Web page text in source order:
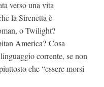
verso una vita
la Sirenetta è
o Twilight?
America? Cosa
corrente, se non
che “essere morsi